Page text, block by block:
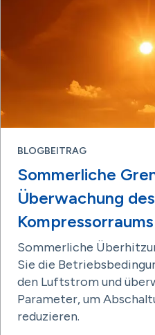
BLOGBEITRAG
Sommerliche
Überwachung des
Kompressorraums
Sommerliche
Sie die
den Luftstrom und
Parameter, um
reduzieren.